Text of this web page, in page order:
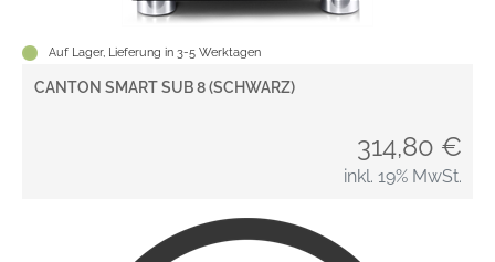
Auf Lager, Lieferung in 3-5 Werktagen
CANTON SMART SUB 8 (SCHWARZ)
314,80 €
inkl. 19% MwSt.